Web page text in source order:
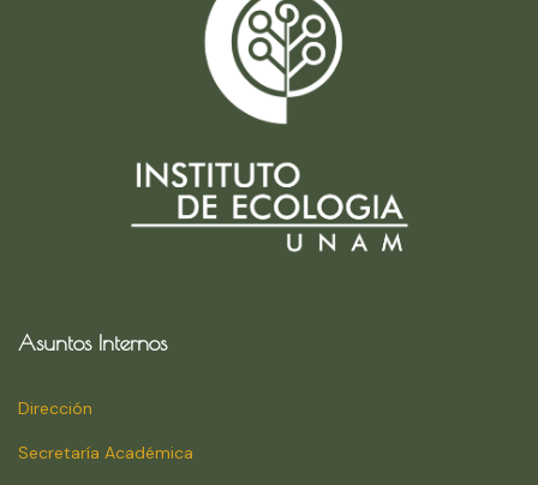
Asuntos Internos
Dirección
Secretaría Académica